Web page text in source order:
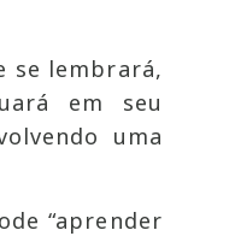
se lembrará,
em seu
uma
“aprender